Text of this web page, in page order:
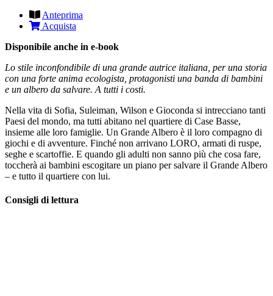
Anteprima
Acquista
Disponibile anche in e-book
Lo stile inconfondibile di una grande autrice italiana, per una storia
con una forte anima ecologista, protagonisti una banda di bambini
e un albero da salvare. A tutti i costi.
Nella vita di Sofia, Suleiman, Wilson e Gioconda si intrecciano tanti
Paesi del mondo, ma tutti abitano nel quartiere di Case Basse,
insieme alle loro famiglie. Un Grande Albero è il loro compagno di
giochi e di avventure. Finché non arrivano LORO, armati di ruspe,
seghe e scartoffie. E quando gli adulti non sanno più che cosa fare,
toccherà ai bambini escogitare un piano per salvare il Grande Albero
– e tutto il quartiere con lui.
Consigli di lettura